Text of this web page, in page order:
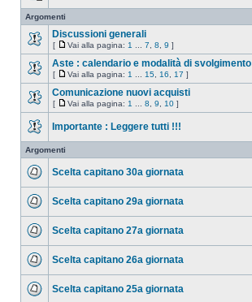
Argomenti
Discussioni generali
[ Vai alla pagina: 1 7 8 9 ]
Aste : calendario e modalità di svolgimento
[ Vai alla pagina: 1 15 16 17 ]
Comunicazione nuovi acquisti
[ Vai alla pagina: 1 8 9 10 ]
Importante : Leggere tutti !!!
Argomenti
Scelta capitano 30a giornata
Scelta capitano 29a giornata
Scelta capitano 27a giornata
Scelta capitano 26a giornata
Scelta capitano 25a giornata